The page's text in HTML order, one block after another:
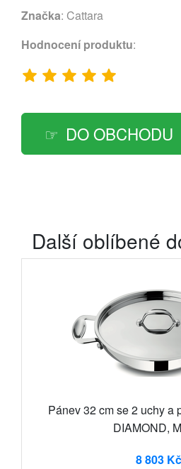
Značka: Cattara
Hodnocení produktu:
DO OBCHODU
Další oblíbené
Pánev 32 cm se 2 uchy a
DIAMOND,
8 803 Kč